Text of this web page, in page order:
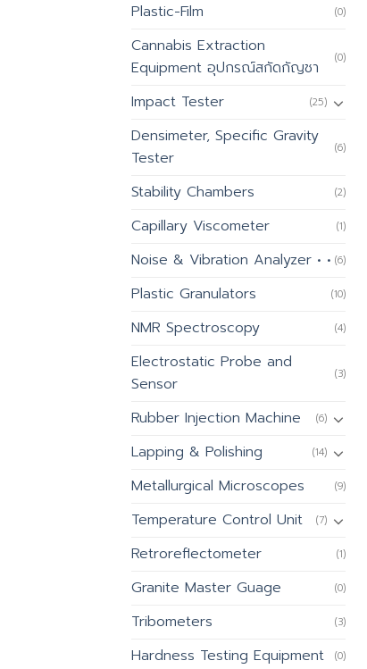
Plastic-Film (0)
Cannabis Extraction
Equipment อุปกรณ์สกัดกัญชา
(0)
Impact Tester (25)
Densimeter, Specific Gravity
Tester
(6)
Stability Chambers (2)
Capillary Viscometer (1)
Noise & Vibration Analyzer • • (6)
Plastic Granulators (10)
NMR Spectroscopy (4)
Electrostatic Probe and
Sensor
(3)
Rubber Injection Machine (6)
Lapping & Polishing (14)
Metallurgical Microscopes (9)
Temperature Control Unit (7)
Retroreflectometer (1)
Granite Master Guage (0)
Tribometers (3)
Hardness Testing Equipment (0)